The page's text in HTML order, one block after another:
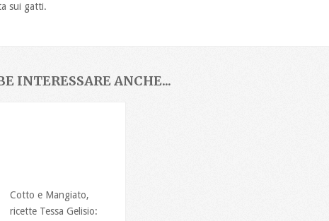
sui gatti.
INTERESSARE ANCHE...
Cotto e Mangiato,
ricette Tessa Gelisio: